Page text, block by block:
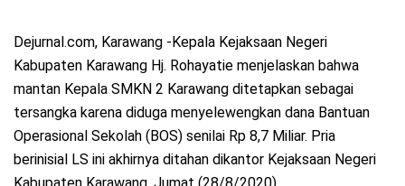
Dejurnal.com, Karawang -Kepala Kejaksaan Negeri
Kabupaten Karawang Hj. Rohayatie menjelaskan bahwa
mantan Kepala SMKN 2 Karawang ditetapkan sebagai
tersangka karena diduga menyelewengkan dana Bantuan
Operasional Sekolah (BOS) senilai Rp 8,7 Miliar. Pria
berinisial LS ini akhirnya ditahan dikantor Kejaksaan Negeri